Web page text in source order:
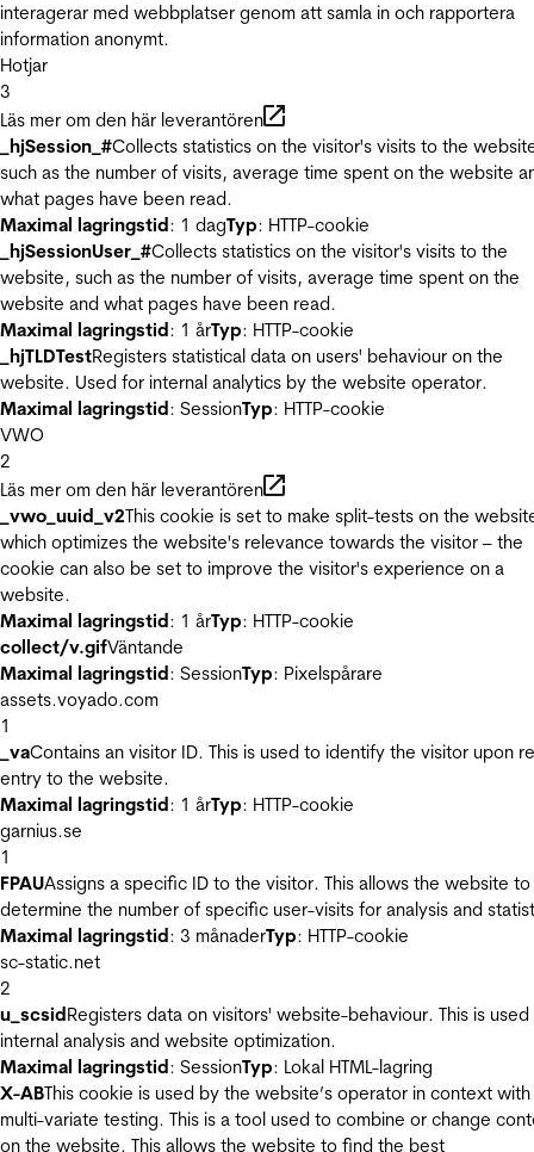
interagerar med webbplatser genom att samla in och rapportera
information anonymt.
Hotjar
3
Läs mer om den här leverantören
_hjSession_#Collects statistics on the visitor's visits to the
such as the number of visits, average time spent on the website
what pages have been read.
Maximal lagringstid: 1 dagTyp: HTTP-cookie
_hjSessionUser_#Collects statistics on the visitor's visits to the
website, such as the number of visits, average time spent on the
website and what pages have been read.
Maximal lagringstid: 1 årTyp: HTTP-cookie
_hjTLDTestRegisters statistical data on users' behaviour on the
website. Used for internal analytics by the website operator.
Maximal lagringstid: SessionTyp: HTTP-cookie
VWO
2
Läs mer om den här leverantören
_vwo_uuid_v2This cookie is set to make split-tests on the
which optimizes the website's relevance towards the visitor – the
cookie can also be set to improve the visitor's experience on a
website.
Maximal lagringstid: 1 årTyp: HTTP-cookie
collect/v.gifVäntande
Maximal lagringstid: SessionTyp: Pixelspårare
assets.voyado.com
1
_vaContains an visitor ID. This is used to identify the visitor upon
entry to the website.
Maximal lagringstid: 1 årTyp: HTTP-cookie
garnius.se
1
FPAUAssigns a specific ID to the visitor. This allows the website to
determine the number of specific user-visits for analysis and
Maximal lagringstid: 3 månaderTyp: HTTP-cookie
sc-static.net
2
u_scsidRegisters data on visitors' website-behaviour. This is
internal analysis and website optimization.
Maximal lagringstid: SessionTyp: Lokal HTML-lagring
X-ABThis cookie is used by the website’s operator in context with
multi-variate testing. This is a tool used to combine or change
on the website. This allows the website to find the best